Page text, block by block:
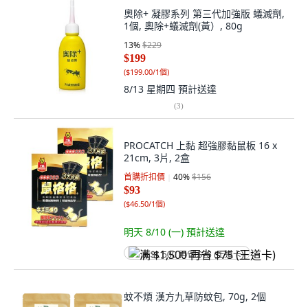
奧除+ 凝膠系列 第三代加強版 蟻滅劑,
1個, 奧除+蟻滅劑(黃）, 80g
13%$229
$199
($199.00/1個)
8/13 星期四 預計送達
(3)
PROCATCH 上黏 超強膠黏鼠板 16 x
21cm, 3片, 2盒
首購折扣價 40%$156
$93
($46.50/1個)
明天 8/10 (一) 預計送達
满 $1,500 再省 $75 (王道卡)
蚊不煩 漢方九草防蚊包, 70g, 2個